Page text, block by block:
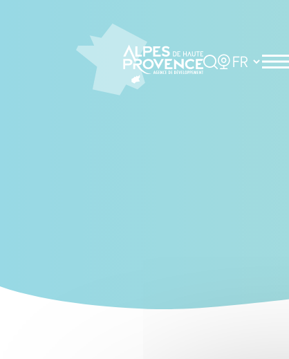
Rechercher
Choisir la langue